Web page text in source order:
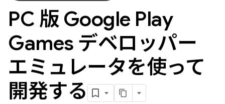
PC 版 Google Play
Games デベロッパー
エミュレータを使って
開発する